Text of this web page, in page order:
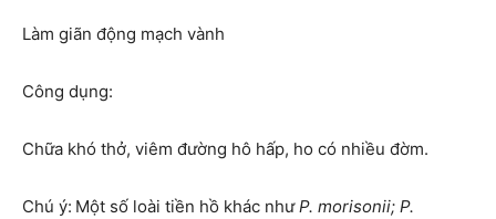
Làm giãn động mạch vành
Công dụng:
Chữa khó thở, viêm đường hô hấp, ho có nhiều đờm.
Chú ý: Một số loài tiền hồ khác nhưP. morisonii; P.